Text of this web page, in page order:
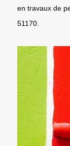
en travaux de
51170.